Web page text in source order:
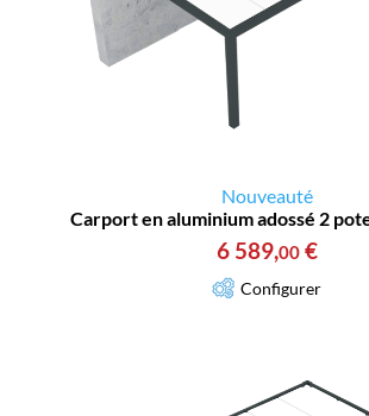
Nouveauté
Carport en aluminium adossé 2
6 589,00 €
Configurer